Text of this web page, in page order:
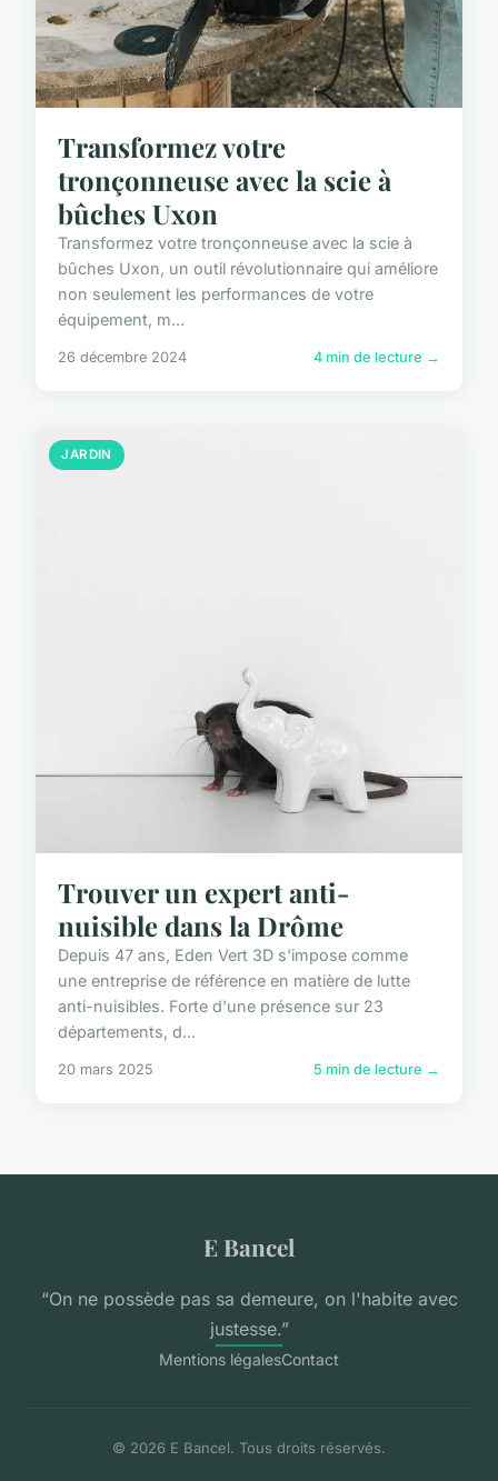
Transformez votre
tronçonneuse avec la scie à
bûches Uxon
Transformez votre tronçonneuse avec la scie à
bûches Uxon, un outil révolutionnaire qui améliore
non seulement les performances de votre
équipement, m...
26 décembre 2024 4 min de lecture →
JARDIN
Trouver un expert anti-
nuisible dans la Drôme
Depuis 47 ans, Eden Vert 3D s'impose comme
une entreprise de référence en matière de lutte
anti-nuisibles. Forte d'une présence sur 23
départements, d...
20 mars 2025 5 min de lecture →
E Bancel
“On ne possède pas sa demeure, on l'habite avec
justesse.”
Mentions légalesContact
© 2026 E Bancel. Tous droits réservés.